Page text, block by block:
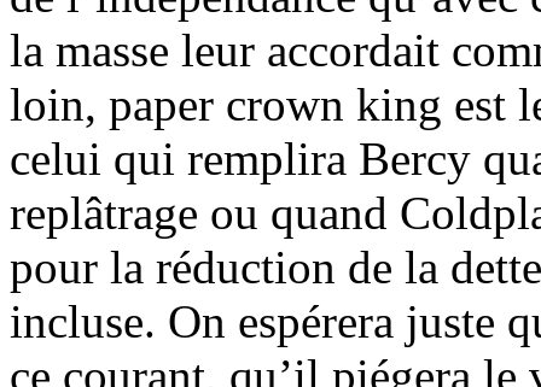
la masse leur accordait
loin, paper crown king est
celui qui remplira Bercy
replâtrage ou quand
pour la réduction de la
incluse. On espérera juste
ce courant, qu’il piégera